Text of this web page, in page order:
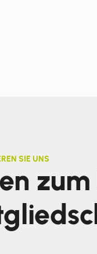
SIE UNS